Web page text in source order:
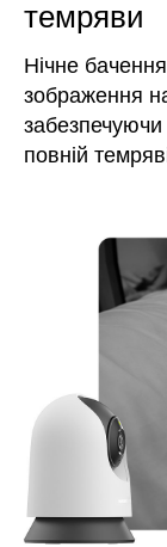
темряви
Нічне
зображення
забезпечуючи
повній